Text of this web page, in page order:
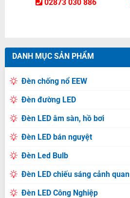
02873 030 886
DANH MỤC SẢN PHẨM
Đèn chống nổ EEW
Đèn đường LED
Đèn LED âm sàn, hồ bơi
Đèn LED bán nguyệt
Đèn Led Bulb
Đèn LED chiếu sáng cảnh quan
Đèn LED Công Nghiệp